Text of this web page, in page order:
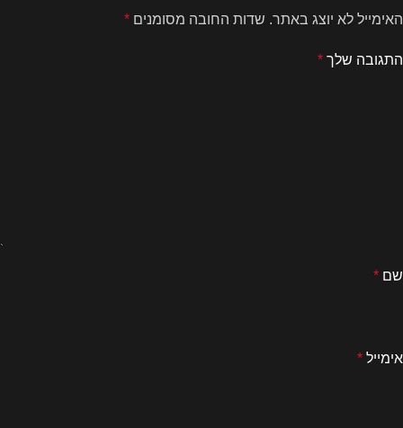
האימייל לא יוצג באתר. שדות החובה מסומנים *
התגובה שלך *
שם *
אימייל *